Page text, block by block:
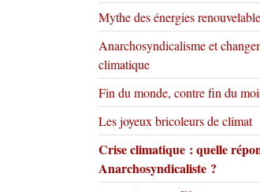
Mythe des énergies
Anarchosyndicalisme et
climatique
Fin du monde, contre fin du
Les joyeux bricoleurs de climat
Crise climatique : quelle
Anarchosyndicaliste ?